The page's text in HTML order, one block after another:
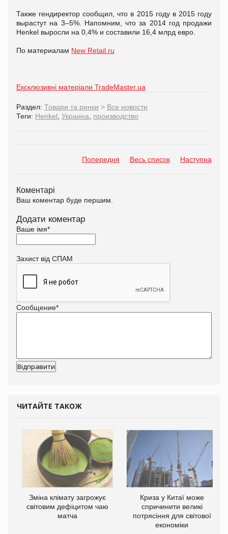
Также гендиректор сообщил, что в 2015 году в 2015 году
вырастут на 3–5%. Напомним, что за 2014 год продажи
Henkel выросли на 0,4% и составили 16,4 млрд евро.
По материалам New Retail.ru
Ексклюзивні матеріали TradeMaster.ua
Раздел: Товари та ринки > Все новости
Теги: Henkel Украина производство
Попередня Весь список Наступна
Коментарі
Ваш коментар буде першим.
Додати коментар
Ваше імя*
Захист від СПАМ
Сообщение*
ЧИТАЙТЕ ТАКОЖ
Зміна клімату загрожує
світовим дефіцитом чаю
матча
Криза у Китаї може
спричинити великі
потрясіння для світової
економіки